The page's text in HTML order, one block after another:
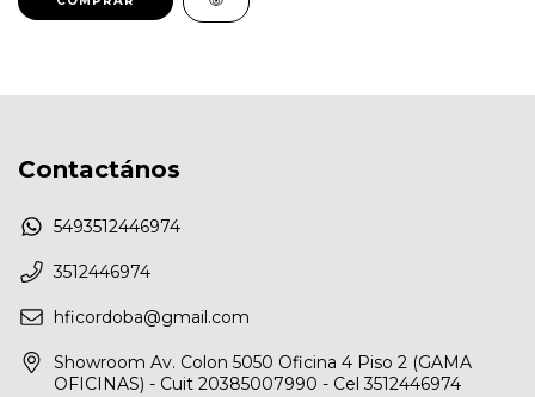
Contactános
5493512446974
3512446974
hficordoba@gmail.com
Showroom Av. Colon 5050 Oficina 4 Piso 2 (GAMA
OFICINAS) - Cuit 20385007990 - Cel 3512446974